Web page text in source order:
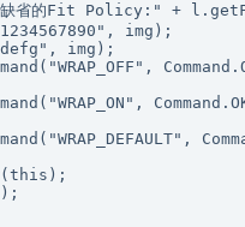
省的Fit Policy:" +
img);
img);